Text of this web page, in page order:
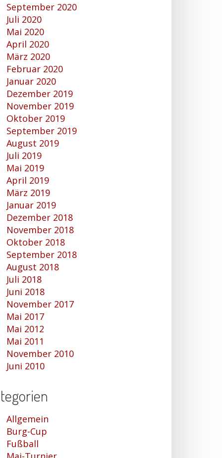
September 2020
Juli 2020
Mai 2020
April 2020
März 2020
Februar 2020
Januar 2020
Dezember 2019
November 2019
Oktober 2019
September 2019
August 2019
Juli 2019
Mai 2019
April 2019
März 2019
Januar 2019
Dezember 2018
November 2018
Oktober 2018
September 2018
August 2018
Juli 2018
Juni 2018
November 2017
Mai 2017
Mai 2012
Mai 2011
November 2010
Juni 2010
Allgemein
Burg-Cup
Fußball